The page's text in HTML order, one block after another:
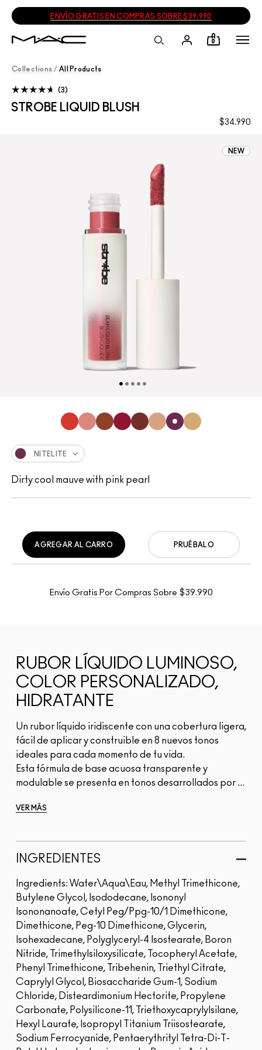
ENVÍO GRATIS EN COMPRAS SOBRE $39.990
0
Collections / All Products
STROBE LIQUID BLUSH
$34.990
3
NEW
NITELITE
Dirty cool mauve with pink pearl
PRUÉBALO
AGREGAR AL CARRO
Envío Gratis Por Compras Sobre $39.990
RUBOR LÍQUIDO LUMINOSO,
COLOR PERSONALIZADO,
HIDRATANTE
Un rubor líquido iridiscente con una cobertura ligera,
fácil de aplicar y construible en 8 nuevos tonos
ideales para cada momento de tu vida.
Esta fórmula de base acuosa transparente y
modulable se presenta en tonos desarrollados por ...
VER MÁS
INGREDIENTES
Ingredients: Water\Aqua\Eau, Methyl Trimethicone,
Butylene Glycol, Isododecane, Isononyl
Isononanoate, Cetyl Peg/Ppg-10/1 Dimethicone,
Dimethicone, Peg-10 Dimethicone, Glycerin,
Isohexadecane, Polyglyceryl-4 Isostearate, Boron
Nitride, Trimethylsiloxysilicate, Tocopheryl Acetate,
Phenyl Trimethicone, Tribehenin, Triethyl Citrate,
Caprylyl Glycol, Biosaccharide Gum-1, Sodium
Chloride, Disteardimonium Hectorite, Propylene
Carbonate, Polysilicone-11, Triethoxycaprylylsilane,
Hexyl Laurate, Isopropyl Titanium Triisostearate,
Sodium Ferrocyanide, Pentaerythrityl Tetra-Di-T-